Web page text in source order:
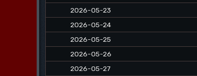
2026-05-23
2026-05-24
2026-05-25
2026-05-26
2026-05-27